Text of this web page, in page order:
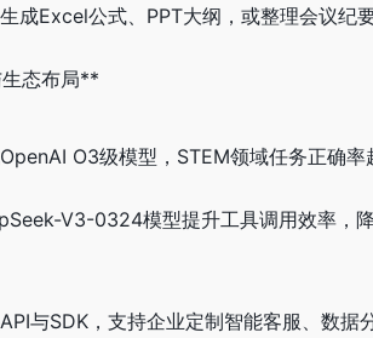
成Excel公式、PPT大纲，或整理会议纪要
态布局**
O3级模型，STEM领域任务正确率
V3-0324模型提升工具调用效率，降
与SDK，支持企业定制智能客服、数据